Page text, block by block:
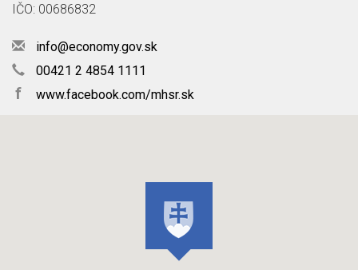
IČO: 00686832
info@economy.gov.sk
00421 2 4854 1111
f www.facebook.com/mhsr.sk